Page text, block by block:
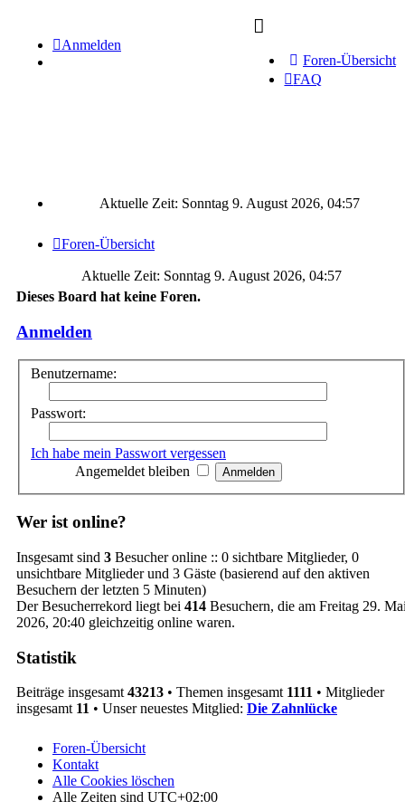
Foren-Übersicht
FAQ
Anmelden
Aktuelle Zeit: Sonntag 9. August 2026, 04:57
Foren-Übersicht
Aktuelle Zeit: Sonntag 9. August 2026, 04:57
Dieses Board hat keine Foren.
Anmelden
Benutzername:
Passwort:
Ich habe mein Passwort vergessen
Angemeldet bleiben
Wer ist online?
Insgesamt sind 3 Besucher online :: 0 sichtbare Mitglieder, 0
unsichtbare Mitglieder und 3 Gäste (basierend auf den aktiven
Besuchern der letzten 5 Minuten)
Der Besucherrekord liegt bei 414 Besuchern, die am Freitag 29.
2026, 20:40 gleichzeitig online waren.
Statistik
Beiträge insgesamt 43213 • Themen insgesamt 1111 • Mitglieder
insgesamt 11 • Unser neuestes Mitglied: Die Zahnlücke
Foren-Übersicht
Kontakt
Alle Cookies löschen
Alle Zeiten sind UTC+02:00